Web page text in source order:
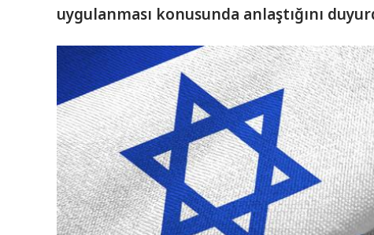
uygulanması konusunda anlaştığını